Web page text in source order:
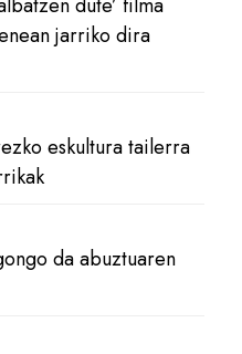
jarriko dira
eskultura tailerra
da abuztuaren